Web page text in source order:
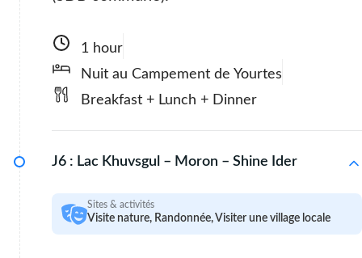
1 hour
Nuit au Campement de Yourtes
Breakfast + Lunch + Dinner
J6 : Lac Khuvsgul – Moron – Shine Ider
Sites & activités
Visite nature, Randonnée, Visiter une village locale